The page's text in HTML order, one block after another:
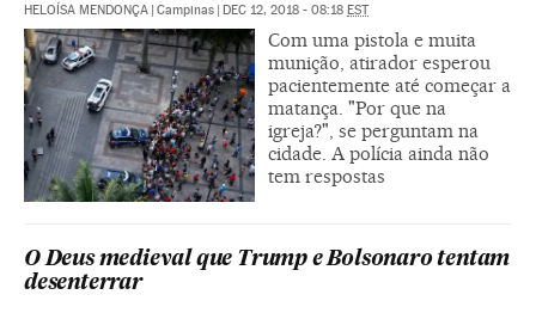
HELOÍSA MENDONÇA | Campinas | DEC 12, 2018 - 08:18 EST
Com uma pistola e muita
munição, atirador esperou
pacientemente até começar a
matança. "Por que na
igreja?", se perguntam na
cidade. A polícia ainda não
tem respostas
O Deus medieval que Trump e Bolsonaro tentam
desenterrar